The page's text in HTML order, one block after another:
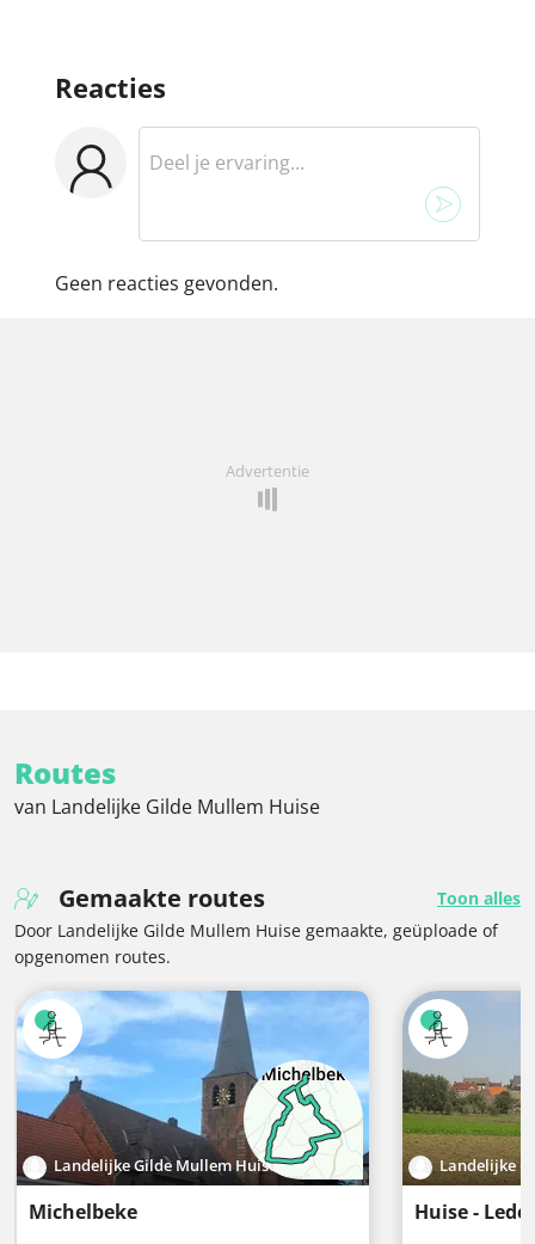
Reacties
Geen reacties gevonden.
Advertentie
Routes
van Landelijke Gilde Mullem Huise
Gemaakte routes
Toon alles
Door Landelijke Gilde Mullem Huise gemaakte, geüploade of
opgenomen routes.
Landelijke Gilde Mullem Huise
Michelbeke
Landelijke
Huise - Lede